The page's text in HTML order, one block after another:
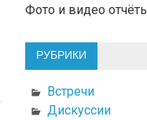
Фото и видео
РУБРИКИ
Встречи
Дискуссии